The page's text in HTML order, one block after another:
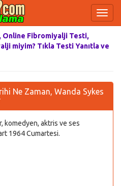
Online Fibromiyalji Testi,
miyim? Tıkla Testi Yanıtla ve
Ne Zaman, Wanda Sykes
komedyen, aktris ve ses
1964 Cumartesi.